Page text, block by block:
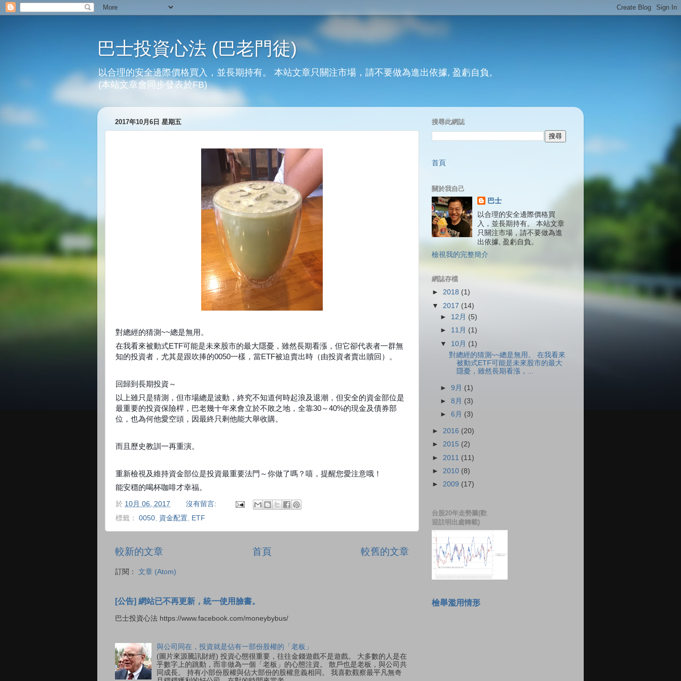
巴士投資心法 (巴老門徒)
以合理的安全邊際價格買入，並長期持有。 本站文章只關注市場，請不要做為進出依據, 盈虧自負。
(本站文章會同步發表於FB)
2017年10月6日 星期五
對總經的猜測~~總是無用。
在我看來被動式ETF可能是未來股市的最大隱憂，雖然長期看漲，但它卻代表者一群無
知的投資者，尤其是跟吹捧的0050一樣，當ETF被迫賣出時（由投資者賣出贖回）。
回歸到長期投資～
以上雖只是猜測，但市場總是波動，終究不知道何時起浪及退潮，但安全的資金部位是
最重要的投資保險桿，巴老幾十年來會立於不敗之地，全靠30～40%的現金及債券部
位，也為何他愛空頭，因最終只剩他能大舉收購。
而且歷史教訓一再重演。
重新檢視及維持資金部位是投資最重要法門～你做了嗎？嘻，提醒您愛注意哦！
能安穩的喝杯咖啡才幸福。
於 10月 06, 2017
沒有留言:
標籤： 0050 資金配置 ETF
較新的文章 較舊的文章
首頁
訂閱： 文章 (Atom)
[公告] 網站已不再更新，統一使用臉書。
巴士投資心法 https://www.facebook.com/moneybybus/
與公司同在，投資就是佔有一部份股權的「老板」
(圖片來源騰訊財經) 投資心態很重要，往往金錢遊戲不是遊戲。 大多數的人是在
乎數字上的跳動，而非做為一個「老板」的心態注資。 散戶也是老板，與公司共
同成長。 持有小部份股權與佔大部份的股權意義相同。 我喜歡觀察最平凡無奇
搜尋此網誌
首頁
關於我自己
巴士
以合理的安全邊際價格買
入，並長期持有。 本站文章
只關注市場，請不要做為進
出依據, 盈虧自負。
檢視我的完整簡介
網誌存檔
► 2018 (1)
▼ 2017 (14)
► 12月 (5)
► 11月 (1)
▼ 10月 (1)
對總經的猜測~~總是無用。 在我看來
被動式ETF可能是未來股市的最大
隱憂，雖然長期看漲，...
►9月 (1)
►8月 (3)
►6月 (3)
► 2016 (20)
► 2015 (2)
► 2011 (11)
► 2010 (8)
► 2009 (17)
台股20年走勢圖(歡
迎註明出處轉載)
檢舉濫用情形